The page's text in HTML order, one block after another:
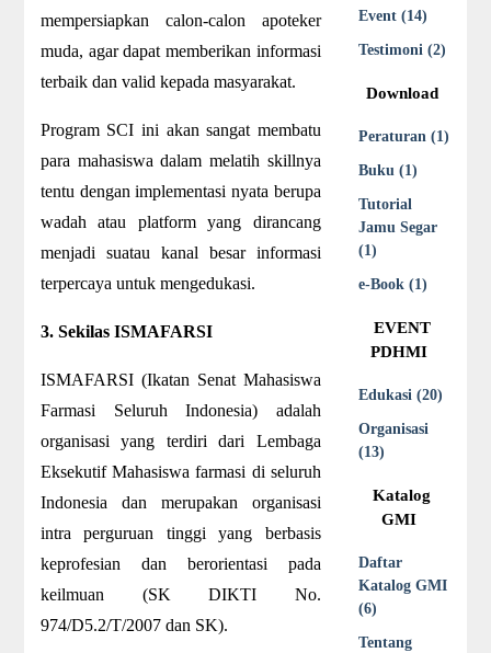
mempersiapkan calon-calon apoteker
muda, agar dapat memberikan informasi
terbaik dan valid kepada masyarakat.
Program SCI ini akan sangat membatu
para mahasiswa dalam melatih skillnya
tentu dengan implementasi nyata berupa
wadah atau platform yang dirancang
menjadi suatau kanal besar informasi
terpercaya untuk mengedukasi.
3. Sekilas ISMAFARSI
ISMAFARSI (Ikatan Senat Mahasiswa
Farmasi Seluruh Indonesia) adalah
organisasi yang terdiri dari Lembaga
Eksekutif Mahasiswa farmasi di seluruh
Indonesia dan merupakan organisasi
intra perguruan tinggi yang berbasis
keprofesian dan berorientasi pada
keilmuan (SK DIKTI No.
974/D5.2/T/2007 dan SK).
Event (14)
Testimoni (2)
Download
Peraturan (1)
Buku (1)
Tutorial
Jamu Segar
(1)
e-Book (1)
EVENT
PDHMI
Edukasi (20)
Organisasi
(13)
Katalog
GMI
Daftar
Katalog GMI
(6)
Tentang